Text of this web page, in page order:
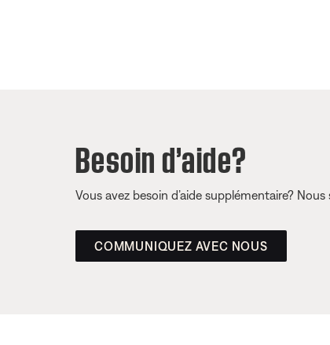
Besoin d’aide?
Vous avez besoin d’aide supplémentaire?
COMMUNIQUEZ AVEC NOUS